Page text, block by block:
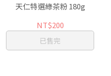
天仁特選綠茶粉 180g
NT$200
已售完